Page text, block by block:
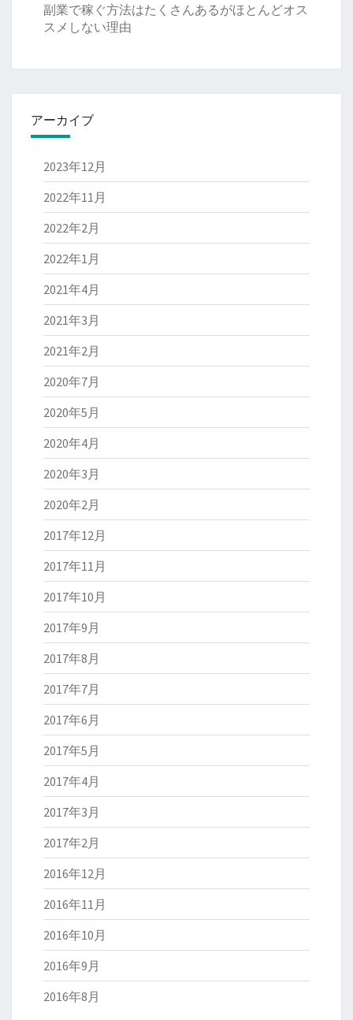
副業で稼ぐ方法はたくさんあるがほとんどオス
スメしない理由
アーカイブ
2023年12月
2022年11月
2022年2月
2022年1月
2021年4月
2021年3月
2021年2月
2020年7月
2020年5月
2020年4月
2020年3月
2020年2月
2017年12月
2017年11月
2017年10月
2017年9月
2017年8月
2017年7月
2017年6月
2017年5月
2017年4月
2017年3月
2017年2月
2016年12月
2016年11月
2016年10月
2016年9月
2016年8月